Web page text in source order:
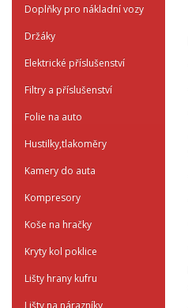
Doplňky pro nákladní vozy
Držáky
Elektrické příslušenství
Filtry a příslušenství
Folie na auto
Hustilky,tlakoměry
Kamery do auta
Kompresory
Koše na hračky
Kryty kol poklice
Lišty hrany kufru
Lišty na nárazníky